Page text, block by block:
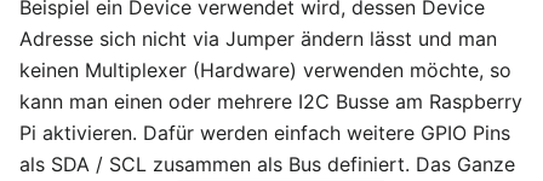
Beispiel ein Device verwendet wird, dessen Device
Adresse sich nicht via Jumper ändern lässt und man
keinen Multiplexer (Hardware) verwenden möchte, so
kann man einen oder mehrere I2C Busse am Raspberry
Pi aktivieren. Dafür werden einfach weitere GPIO Pins
als SDA / SCL zusammen als Bus definiert. Das Ganze